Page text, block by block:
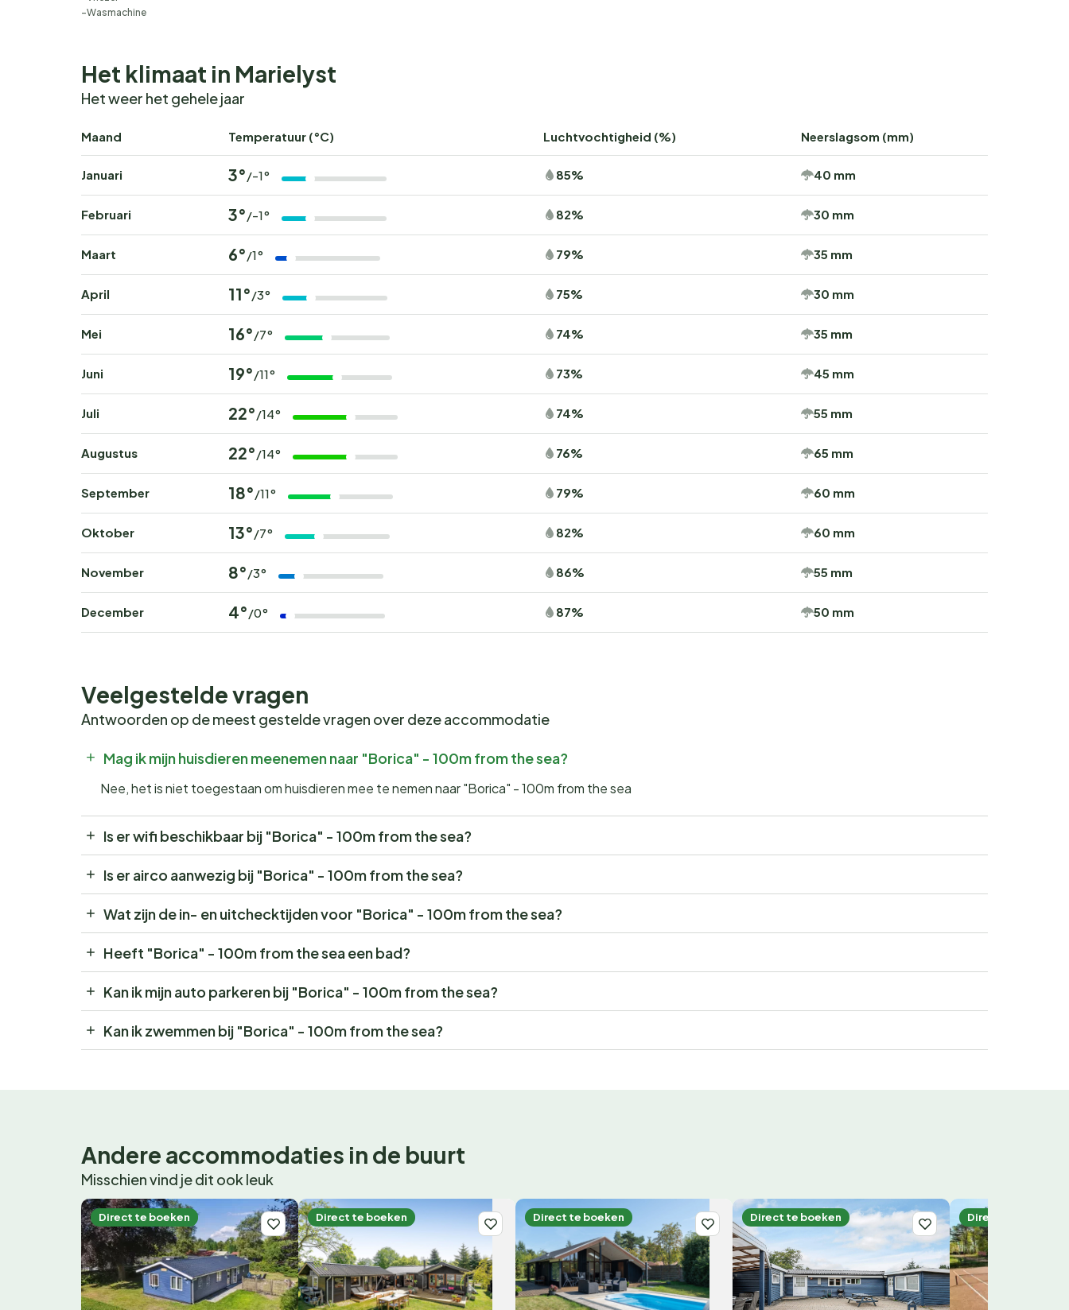
Wasmachine
Het klimaat in Marielyst
Het weer het gehele jaar
Maand Temperatuur (°C) Luchtvochtigheid (%) Neerslagsom (mm)
Januari 3° /-1° 85% 40 mm
Februari 3° /-1° 82% 30 mm
Maart 6° /1° 79% 35 mm
April 11° /3° 75% 30 mm
Mei 16° /7° 74% 35 mm
Juni 19° /11° 73% 45 mm
Juli 22° /14° 74% 55 mm
Augustus 22° /14° 76% 65 mm
September 18° /11° 79% 60 mm
Oktober 13° /7° 82% 60 mm
November 8° /3° 86% 55 mm
December 4° /0° 87% 50 mm
Veelgestelde vragen
Antwoorden op de meest gestelde vragen over deze accommodatie
Mag ik mijn huisdieren meenemen naar "Borica" - 100m from the sea?
Nee, het is niet toegestaan om huisdieren mee te nemen naar "Borica" - 100m from the sea
Is er wifi beschikbaar bij "Borica" - 100m from the sea?
Is er airco aanwezig bij "Borica" - 100m from the sea?
Wat zijn de in- en uitchecktijden voor "Borica" - 100m from the sea?
Heeft "Borica" - 100m from the sea een bad?
Kan ik mijn auto parkeren bij "Borica" - 100m from the sea?
Kan ik zwemmen bij "Borica" - 100m from the sea?
Andere accommodaties in de buurt
Misschien vind je dit ook leuk
Direct te boeken Direct te boeken Direct te boeken Direct te boeken Direct te boeken